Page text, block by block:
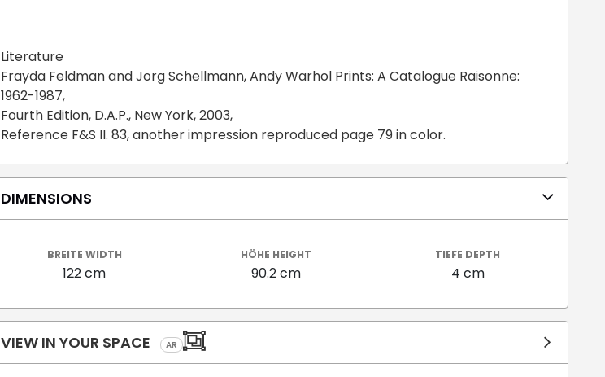
Literature
Frayda Feldman and Jorg Schellmann, Andy Warhol Prints: A Catalogue Raisonne:
1962-1987,
Fourth Edition, D.A.P., New York, 2003,
Reference F&S II. 83, another impression reproduced page 79 in color.
DIMENSIONS
BREITE WIDTH
122 cm
HÖHE HEIGHT
90.2 cm
TIEFE DEPTH
4 cm
VIEW IN YOUR SPACE AR